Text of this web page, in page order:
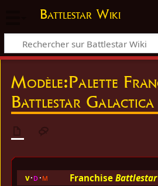
Battlestar Wiki
Modèle:Palette
Battlestar Galactica
v d m Franchise